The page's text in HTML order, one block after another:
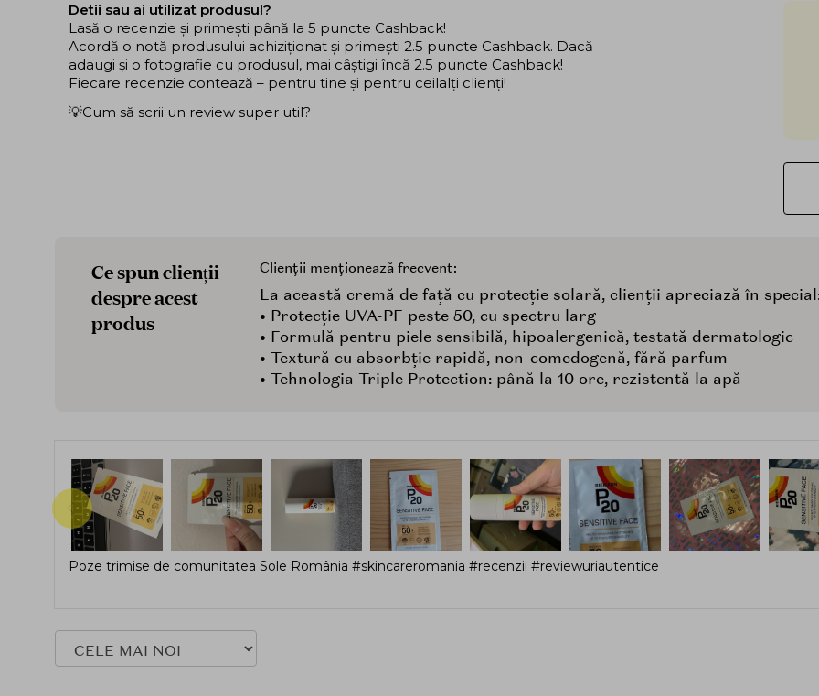
Detii sau ai utilizat produsul?
Lasă o recenzie și primești până la 5 puncte Cashback!
Acordă o notă produsului achiziționat și primești 2.5 puncte Cashback. Dacă
adaugi și o fotografie cu produsul, mai câștigi încă 2.5 puncte Cashback!
Fiecare recenzie contează – pentru tine și pentru ceilalți clienți!
💡Cum să scrii un review super util?
Ce spun clienții
despre acest
produs
Clienții menționează frecvent:
La această cremă de față cu protecție solară, clienții apreciază în
• Protecție UVA-PF peste 50, cu spectru larg
• Formulă pentru piele sensibilă, hipoalergenică, testată dermatologic
• Textură cu absorbție rapidă, non-comedogenă, fără parfum
• Tehnologia Triple Protection: până la 10 ore, rezistentă la apă
Poze trimise de comunitatea Sole România #skincareromania #recenzii #reviewuriautentice